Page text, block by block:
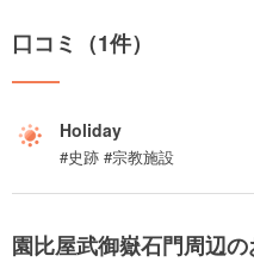
口コミ（1件）
Holiday
#史跡 #宗教施設
園比屋武御嶽石門周辺